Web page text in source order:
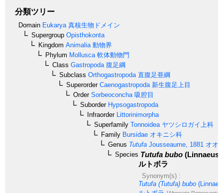
分類ツリー
Domain Eukarya 真核生物ドメイン
Supergroup Opisthokonta
Kingdom Animalia 動物界
Phylum Mollusca 軟体動物門
Class Gastropoda 腹足綱
Subclass Orthogastropoda 直腹足亜綱
SuperorderCaenogastropoda 新生腹足上目
OrderSorbeoconcha 吸腔目
SuborderHypsogastropoda
InfraorderLittorinimorpha
Superfamily Tonnoidea ヤツシロガイ上科
Family Bursidae オキニシ科
Genus Tutufa Jousseaume, 1881 オオ
Species Tutufa bubo (Linnaeus,
ルトボラ
Synonym(s) :
Tutufa (Tutufa) bubo